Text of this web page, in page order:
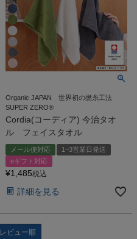
Organic JAPAN 世界初の撚糸工法
SUPER ZERO®
Cordia(コーディア) 今治タオ
ル フェイスタオル
メール便対応
1~3営業日発送
eギフト対応
¥1,485税込
詳細を見る
レビュー順